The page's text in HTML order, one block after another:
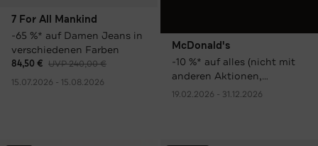
7 For All Mankind
-65 %* auf Damen Jeans in
verschiedenen Farben
84,50 € UVP 240,00 €
15.07.2026 - 15.08.2026
McDonald's
-10 %* auf alles (nicht mit
anderen Aktionen,
Rabatten oder Coupons
19.02.2026 - 31.12.2026